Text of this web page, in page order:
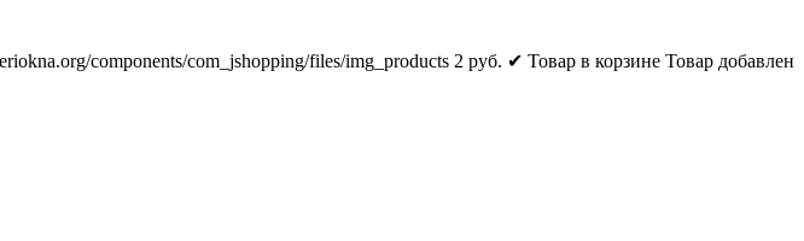
components/com_jshopping/files/img_products 2 руб. ✔ Товар в корзине Товар добавлен